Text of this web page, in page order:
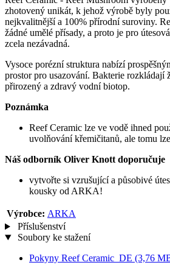
zhotovený unikát, k jehož výrobě byly
nejkvalitnější a 100% přírodní suroviny.
žádné umělé přísady, a proto je pro
zcela nezávadná.
Vysoce porézní struktura nabízí
prostor pro usazování. Bakterie rozkládají
přirozený a zdravý vodní biotop.
Poznámka
Reef Ceramic lze ve vodě ihned
uvolňování křemičitanů, ale tomu
Náš odborník Oliver Knott doporučuje
vytvořte si vzrušující a působivé
kousky od ARKA!
Výrobce: ARKA
Příslušenství
Soubory ke stažení
Pokyny Reef Ceramic_DE (3,76